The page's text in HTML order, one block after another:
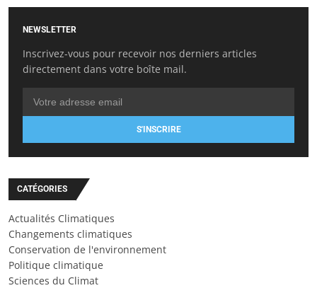
NEWSLETTER
Inscrivez-vous pour recevoir nos derniers articles
directement dans votre boîte mail.
S'INSCRIRE
CATÉGORIES
Actualités Climatiques
Changements climatiques
Conservation de l'environnement
Politique climatique
Sciences du Climat